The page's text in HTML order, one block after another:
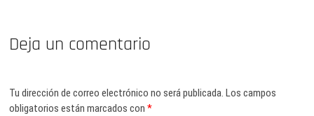
Deja un comentario
Tu dirección de correo electrónico no será publicada. Los campos
obligatorios están marcados con*